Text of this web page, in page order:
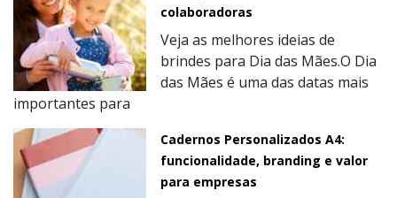
colaboradoras
Veja as melhores ideias de
brindes para Dia das Mães.O Dia
das Mães é uma das datas mais
importantes para
Cadernos Personalizados A4:
funcionalidade, branding e valor
para empresas